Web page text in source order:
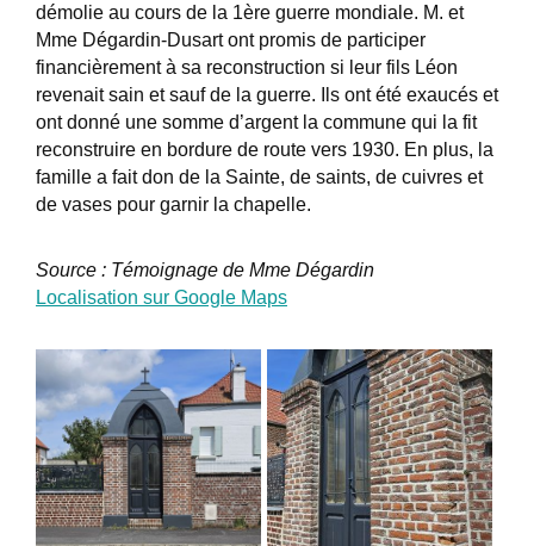
démolie au cours de la 1ère guerre mondiale. M. et
Mme Dégardin-Dusart ont promis de participer
financièrement à sa reconstruction si leur fils Léon
revenait sain et sauf de la guerre. Ils ont été exaucés et
ont donné une somme d’argent la commune qui la fit
reconstruire en bordure de route vers 1930. En plus, la
famille a fait don de la Sainte, de saints, de cuivres et
de vases pour garnir la chapelle.
Source : Témoignage de Mme Dégardin
Localisation sur Google Maps